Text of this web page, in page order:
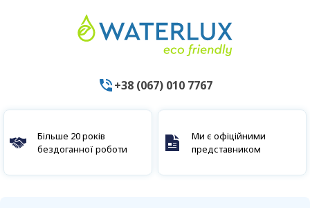
+38 (067) 010 7767
Більше 20 років
бездоганної роботи
Ми є офіційними
представником